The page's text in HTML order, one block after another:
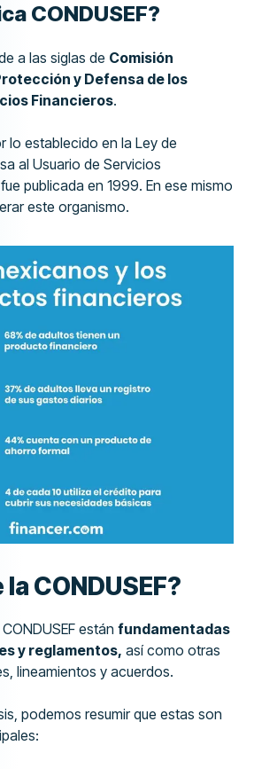
CONDUSEF?
a las siglas de Comisión
y Defensa de los
Financieros.
lo establecido en la Ley de
al Usuario de Servicios
publicada en 1999. En ese mismo
este organismo.
CONDUSEF?
estánfundamentadas
y reglamentos, así como otras
lineamientos y acuerdos.
podemos resumir que estas son